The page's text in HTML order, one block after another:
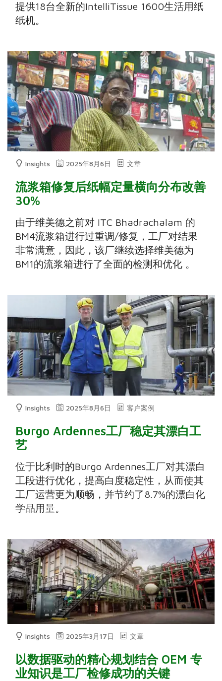
提供18台全新的IntelliTissue 1600生活用纸
纸机。
Insights 2025年8月6日 文章
流浆箱修复后纸幅定量横向分布改善
30%
由于维美德之前对 ITC Bhadrachalam 的
BM4流浆箱进行过重调/修复，工厂对结果
非常满意，因此，该厂继续选择维美德为
BM1的流浆箱进行了全面的检测和优化 。
Insights 2025年8月6日 客户案例
Burgo Ardennes工厂稳定其漂白工
艺
位于比利时的Burgo Ardennes工厂对其漂白
工段进行优化，提高白度稳定性，从而使其
工厂运营更为顺畅，并节约了8.7%的漂白化
学品用量。
Insights 2025年3月17日 文章
以数据驱动的精心规划结合 OEM 专
业知识是工厂检修成功的关键